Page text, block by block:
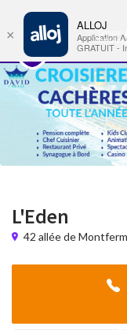
Groupe
WhatsApp
L'Eden
42 allée de
×
ALLOJ
Application
GRATUIT -